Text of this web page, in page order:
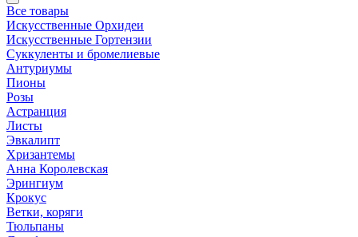
Все товары
Искусственные Орхидеи
Искусственные Гортензии
Суккуленты и бромелиевые
Антуриумы
Пионы
Розы
Астранция
Листы
Эвкалипт
Хризантемы
Анна Королевская
Эрингиум
Крокус
Ветки, коряги
Тюльпаны